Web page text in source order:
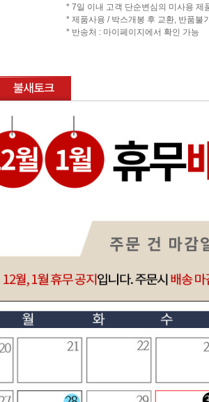
* 7일 이내 고객 단순변심의 미사용 제
* 제품사용 / 박스개봉 후 교환, 반품불
* 반송처 : 마이페이지에서 확인 가능